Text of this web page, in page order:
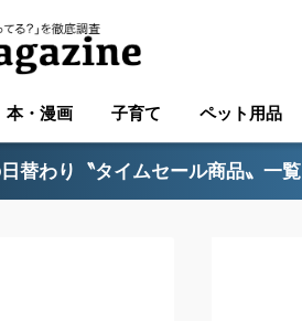
本・漫画 子育て ペット用品
替わり〝タイムセール商品〟一覧